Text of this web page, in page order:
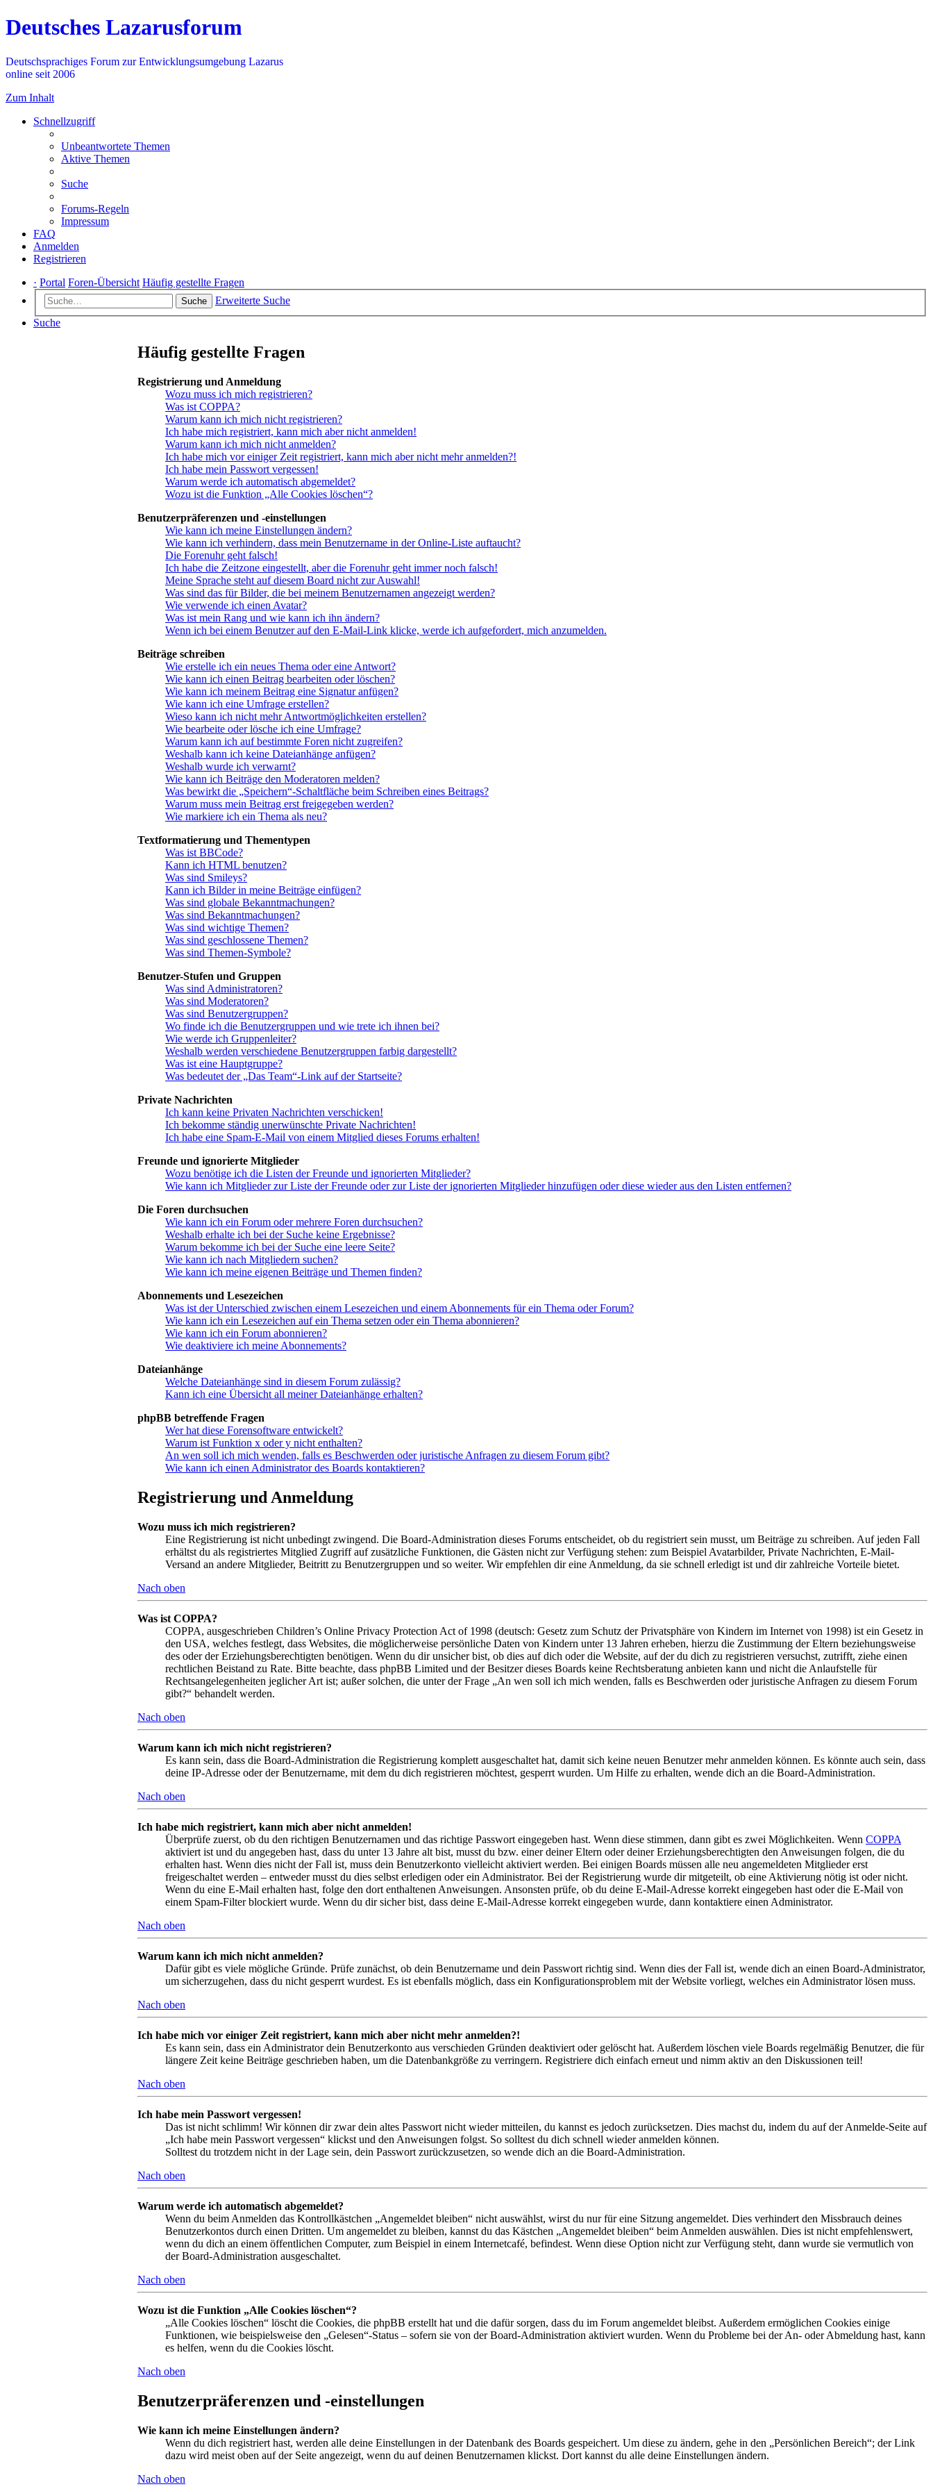
Deutsches Lazarusforum
Deutschsprachiges Forum zur Entwicklungsumgebung Lazarus
online seit 2006
Zum Inhalt
Schnellzugriff
Unbeantwortete Themen
Aktive Themen
Suche
Forums-Regeln
Impressum
FAQ
Anmelden
Registrieren
· Portal Foren-Übersicht Häufig gestellte Fragen
Suche
Erweiterte Suche
Suche
Häufig gestellte Fragen
Registrierung und Anmeldung
Wozu muss ich mich registrieren?
Was ist COPPA?
Warum kann ich mich nicht registrieren?
Ich habe mich registriert, kann mich aber nicht anmelden!
Warum kann ich mich nicht anmelden?
Ich habe mich vor einiger Zeit registriert, kann mich aber nicht mehr anmelden?!
Ich habe mein Passwort vergessen!
Warum werde ich automatisch abgemeldet?
Wozu ist die Funktion „Alle Cookies löschen“?
Benutzerpräferenzen und -einstellungen
Wie kann ich meine Einstellungen ändern?
Wie kann ich verhindern, dass mein Benutzername in der Online-Liste auftaucht?
Die Forenuhr geht falsch!
Ich habe die Zeitzone eingestellt, aber die Forenuhr geht immer noch falsch!
Meine Sprache steht auf diesem Board nicht zur Auswahl!
Was sind das für Bilder, die bei meinem Benutzernamen angezeigt werden?
Wie verwende ich einen Avatar?
Was ist mein Rang und wie kann ich ihn ändern?
Wenn ich bei einem Benutzer auf den E-Mail-Link klicke, werde ich aufgefordert, mich anzumelden.
Beiträge schreiben
Wie erstelle ich ein neues Thema oder eine Antwort?
Wie kann ich einen Beitrag bearbeiten oder löschen?
Wie kann ich meinem Beitrag eine Signatur anfügen?
Wie kann ich eine Umfrage erstellen?
Wieso kann ich nicht mehr Antwortmöglichkeiten erstellen?
Wie bearbeite oder lösche ich eine Umfrage?
Warum kann ich auf bestimmte Foren nicht zugreifen?
Weshalb kann ich keine Dateianhänge anfügen?
Weshalb wurde ich verwarnt?
Wie kann ich Beiträge den Moderatoren melden?
Was bewirkt die „Speichern“-Schaltfläche beim Schreiben eines Beitrags?
Warum muss mein Beitrag erst freigegeben werden?
Wie markiere ich ein Thema als neu?
Textformatierung und Thementypen
Was ist BBCode?
Kann ich HTML benutzen?
Was sind Smileys?
Kann ich Bilder in meine Beiträge einfügen?
Was sind globale Bekanntmachungen?
Was sind Bekanntmachungen?
Was sind wichtige Themen?
Was sind geschlossene Themen?
Was sind Themen-Symbole?
Benutzer-Stufen und Gruppen
Was sind Administratoren?
Was sind Moderatoren?
Was sind Benutzergruppen?
Wo finde ich die Benutzergruppen und wie trete ich ihnen bei?
Wie werde ich Gruppenleiter?
Weshalb werden verschiedene Benutzergruppen farbig dargestellt?
Was ist eine Hauptgruppe?
Was bedeutet der „Das Team“-Link auf der Startseite?
Private Nachrichten
Ich kann keine Privaten Nachrichten verschicken!
Ich bekomme ständig unerwünschte Private Nachrichten!
Ich habe eine Spam-E-Mail von einem Mitglied dieses Forums erhalten!
Freunde und ignorierte Mitglieder
Wozu benötige ich die Listen der Freunde und ignorierten Mitglieder?
Wie kann ich Mitglieder zur Liste der Freunde oder zur Liste der ignorierten Mitglieder hinzufügen oder diese wieder aus den Listen entfernen?
Die Foren durchsuchen
Wie kann ich ein Forum oder mehrere Foren durchsuchen?
Weshalb erhalte ich bei der Suche keine Ergebnisse?
Warum bekomme ich bei der Suche eine leere Seite?
Wie kann ich nach Mitgliedern suchen?
Wie kann ich meine eigenen Beiträge und Themen finden?
Abonnements und Lesezeichen
Was ist der Unterschied zwischen einem Lesezeichen und einem Abonnements für ein Thema oder Forum?
Wie kann ich ein Lesezeichen auf ein Thema setzen oder ein Thema abonnieren?
Wie kann ich ein Forum abonnieren?
Wie deaktiviere ich meine Abonnements?
Dateianhänge
Welche Dateianhänge sind in diesem Forum zulässig?
Kann ich eine Übersicht all meiner Dateianhänge erhalten?
phpBB betreffende Fragen
Wer hat diese Forensoftware entwickelt?
Warum ist Funktion x oder y nicht enthalten?
An wen soll ich mich wenden, falls es Beschwerden oder juristische Anfragen zu diesem Forum gibt?
Wie kann ich einen Administrator des Boards kontaktieren?
Registrierung und Anmeldung
Wozu muss ich mich registrieren?
Eine Registrierung ist nicht unbedingt zwingend. Die Board-Administration dieses Forums entscheidet, ob du registriert sein musst, um Beiträge zu schreiben. Auf jeden Fall
erhältst du als registriertes Mitglied Zugriff auf zusätzliche Funktionen, die Gästen nicht zur Verfügung stehen: zum Beispiel Avatarbilder, Private Nachrichten, E-Mail-
Versand an andere Mitglieder, Beitritt zu Benutzergruppen und so weiter. Wir empfehlen dir eine Anmeldung, da sie schnell erledigt ist und dir zahlreiche Vorteile bietet.
Nach oben
Was ist COPPA?
COPPA, ausgeschrieben Children’s Online Privacy Protection Act of 1998 (deutsch: Gesetz zum Schutz der Privatsphäre von Kindern im Internet von 1998) ist ein Gesetz in
den USA, welches festlegt, dass Websites, die möglicherweise persönliche Daten von Kindern unter 13 Jahren erheben, hierzu die Zustimmung der Eltern beziehungsweise
des oder der Erziehungsberechtigten benötigen. Wenn du dir unsicher bist, ob dies auf dich oder die Website, auf der du dich zu registrieren versuchst, zutrifft, ziehe einen
rechtlichen Beistand zu Rate. Bitte beachte, dass phpBB Limited und der Besitzer dieses Boards keine Rechtsberatung anbieten kann und nicht die Anlaufstelle für
Rechtsangelegenheiten jeglicher Art ist; außer solchen, die unter der Frage „An wen soll ich mich wenden, falls es Beschwerden oder juristische Anfragen zu diesem Forum
gibt?“ behandelt werden.
Nach oben
Warum kann ich mich nicht registrieren?
Es kann sein, dass die Board-Administration die Registrierung komplett ausgeschaltet hat, damit sich keine neuen Benutzer mehr anmelden können. Es könnte auch sein, dass
deine IP-Adresse oder der Benutzername, mit dem du dich registrieren möchtest, gesperrt wurden. Um Hilfe zu erhalten, wende dich an die Board-Administration.
Nach oben
Ich habe mich registriert, kann mich aber nicht anmelden!
Überprüfe zuerst, ob du den richtigen Benutzernamen und das richtige Passwort eingegeben hast. Wenn diese stimmen, dann gibt es zwei Möglichkeiten. Wenn COPPA
aktiviert ist und du angegeben hast, dass du unter 13 Jahre alt bist, musst du bzw. einer deiner Eltern oder deiner Erziehungsberechtigten den Anweisungen folgen, die du
erhalten hast. Wenn dies nicht der Fall ist, muss dein Benutzerkonto vielleicht aktiviert werden. Bei einigen Boards müssen alle neu angemeldeten Mitglieder erst
freigeschaltet werden – entweder musst du dies selbst erledigen oder ein Administrator. Bei der Registrierung wurde dir mitgeteilt, ob eine Aktivierung nötig ist oder nicht.
Wenn du eine E-Mail erhalten hast, folge den dort enthaltenen Anweisungen. Ansonsten prüfe, ob du deine E-Mail-Adresse korrekt eingegeben hast oder die E-Mail von
einem Spam-Filter blockiert wurde. Wenn du dir sicher bist, dass deine E-Mail-Adresse korrekt eingegeben wurde, dann kontaktiere einen Administrator.
Nach oben
Warum kann ich mich nicht anmelden?
Dafür gibt es viele mögliche Gründe. Prüfe zunächst, ob dein Benutzername und dein Passwort richtig sind. Wenn dies der Fall ist, wende dich an einen Board-Administrator,
um sicherzugehen, dass du nicht gesperrt wurdest. Es ist ebenfalls möglich, dass ein Konfigurationsproblem mit der Website vorliegt, welches ein Administrator lösen muss.
Nach oben
Ich habe mich vor einiger Zeit registriert, kann mich aber nicht mehr anmelden?!
Es kann sein, dass ein Administrator dein Benutzerkonto aus verschieden Gründen deaktiviert oder gelöscht hat. Außerdem löschen viele Boards regelmäßig Benutzer, die für
längere Zeit keine Beiträge geschrieben haben, um die Datenbankgröße zu verringern. Registriere dich einfach erneut und nimm aktiv an den Diskussionen teil!
Nach oben
Ich habe mein Passwort vergessen!
Das ist nicht schlimm! Wir können dir zwar dein altes Passwort nicht wieder mitteilen, du kannst es jedoch zurücksetzen. Dies machst du, indem du auf der Anmelde-Seite auf
„Ich habe mein Passwort vergessen“ klickst und den Anweisungen folgst. So solltest du dich schnell wieder anmelden können.
Solltest du trotzdem nicht in der Lage sein, dein Passwort zurückzusetzen, so wende dich an die Board-Administration.
Nach oben
Warum werde ich automatisch abgemeldet?
Wenn du beim Anmelden das Kontrollkästchen „Angemeldet bleiben“ nicht auswählst, wirst du nur für eine Sitzung angemeldet. Dies verhindert den Missbrauch deines
Benutzerkontos durch einen Dritten. Um angemeldet zu bleiben, kannst du das Kästchen „Angemeldet bleiben“ beim Anmelden auswählen. Dies ist nicht empfehlenswert,
wenn du dich an einem öffentlichen Computer, zum Beispiel in einem Internetcafé, befindest. Wenn diese Option nicht zur Verfügung steht, dann wurde sie vermutlich von
der Board-Administration ausgeschaltet.
Nach oben
Wozu ist die Funktion „Alle Cookies löschen“?
„Alle Cookies löschen“ löscht die Cookies, die phpBB erstellt hat und die dafür sorgen, dass du im Forum angemeldet bleibst. Außerdem ermöglichen Cookies einige
Funktionen, wie beispielsweise den „Gelesen“-Status – sofern sie von der Board-Administration aktiviert wurden. Wenn du Probleme bei der An- oder Abmeldung hast, kann
es helfen, wenn du die Cookies löscht.
Nach oben
Benutzerpräferenzen und -einstellungen
Wie kann ich meine Einstellungen ändern?
Wenn du dich registriert hast, werden alle deine Einstellungen in der Datenbank des Boards gespeichert. Um diese zu ändern, gehe in den „Persönlichen Bereich“; der Link
dazu wird meist oben auf der Seite angezeigt, wenn du auf deinen Benutzernamen klickst. Dort kannst du alle deine Einstellungen ändern.
Nach oben